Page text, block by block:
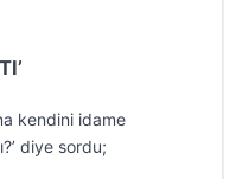
kendini idame
diye sordu;